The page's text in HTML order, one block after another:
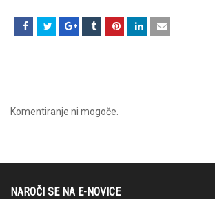
Komentiranje ni mogoče.
NAROČI SE NA E-NOVICE